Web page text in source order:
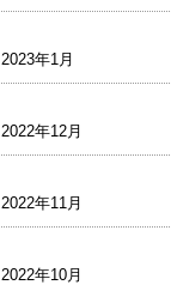
2023年1月
2022年12月
2022年11月
2022年10月